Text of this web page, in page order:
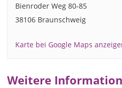
Bienroder Weg 80-85
38106 Braunschweig
Karte bei Google Maps
Weitere